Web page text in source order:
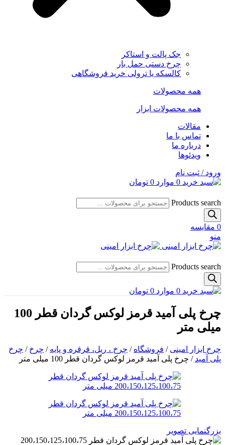
جک پالت و استاکر
چرخ دستی حمل بار
کالسکه یا ترولی خرید فروشگاهی
همه محصولات
همه محصولات ابزار
مقالات
تماس با ما
درباره ما
ویدئوها
ورود / ثبت نام
0 موارد 0 تومان
Products search
0 مقایسه
منو
Products search
0 موارد 0 تومان
چرخ پلی آمید قرمز لوکس گردان قطر 100
میلی متر
چرخ ابزار امینی / فروشگاه / چرخ ، ریل، قرقره و پایه / چرخ / چرخ
پلی آمید / چرخ پلی آمید قرمز لوکس گردان قطر 100 میلی متر
بزرگنمایی تصویر